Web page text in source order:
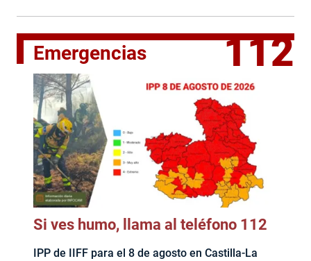
Emergencias 112
Si ves humo, llama al teléfono 112
IPP de IIFF para el 8 de agosto en Castilla-La